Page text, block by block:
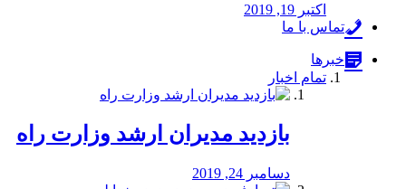
اکتبر 19, 2019
تماس با ما
خبرها
تمام اخبار
بازدید مدیران ارشد وزارت راه
دسامبر 24, 2019